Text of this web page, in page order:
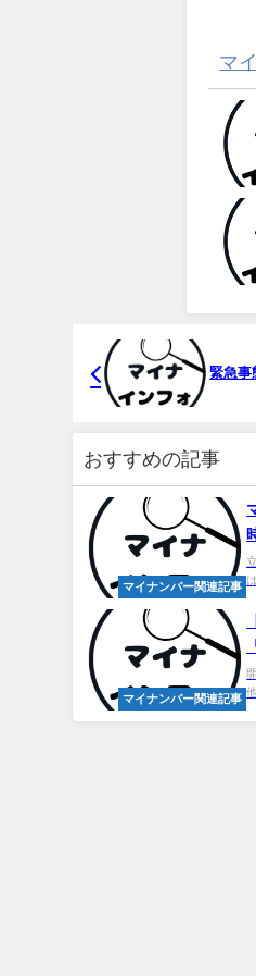
マ
緊急事
おすすめの記事
マイナンバー関連記事
マイナンバー関連記事